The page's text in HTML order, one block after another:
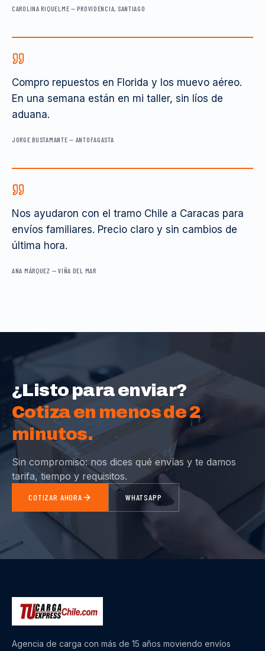
CAROLINA RIQUELME —PROVIDENCIA, SANTIAGO
Compro repuestos en Florida y los muevo aéreo.
En una semana están en mi taller, sin líos de
aduana.
JORGE BUSTAMANTE — ANTOFAGASTA
Nos ayudaron con el tramo Chile a Caracas para
envíos familiares. Precio claro y sin cambios de
última hora.
ANA MÁRQUEZ —VIÑA DEL MAR
¿Listo para enviar?
Cotiza en menos de 2
minutos.
Sin compromiso: nos dices qué envías y te damos
tarifa, tiempo y requisitos.
COTIZAR AHORA WHATSAPP
Agencia de carga con más de 15 años moviendo envíos